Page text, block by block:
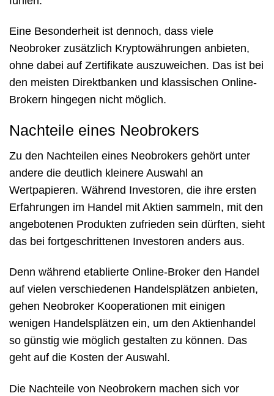
Eine Besonderheit ist dennoch, dass viele
Neobroker zusätzlich Kryptowährungen anbieten,
ohne dabei auf Zertifikate auszuweichen. Das ist bei
den meisten Direktbanken und klassischen Online-
Brokern hingegen nicht möglich.
Nachteile eines Neobrokers
Zu den Nachteilen eines Neobrokers gehört unter
andere die deutlich kleinere Auswahl an
Wertpapieren. Während Investoren, die ihre ersten
Erfahrungen im Handel mit Aktien sammeln, mit den
angebotenen Produkten zufrieden sein dürften, sieht
das bei fortgeschrittenen Investoren anders aus.
Denn während etablierte Online-Broker den Handel
auf vielen verschiedenen Handelsplätzen anbieten,
gehen Neobroker Kooperationen mit einigen
wenigen Handelsplätzen ein, um den Aktienhandel
so günstig wie möglich gestalten zu können. Das
geht auf die Kosten der Auswahl.
Die Nachteile von Neobrokern machen sich vor